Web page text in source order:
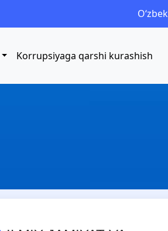
Oʻzbek
Korrupsiyaga qarshi kurashish